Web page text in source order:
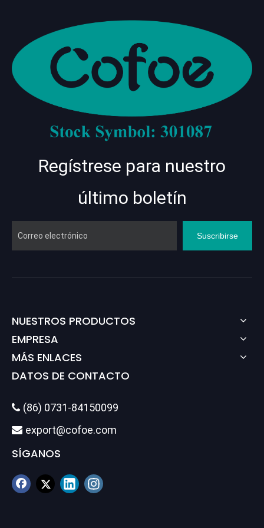
Regístrese para nuestro
último boletín
Suscribirse
NUESTROS PRODUCTOS
EMPRESA
MÁS ENLACES
DATOS DE CONTACTO
 (86) 0731-84150099
 export@cofoe.com
SÍGANOS